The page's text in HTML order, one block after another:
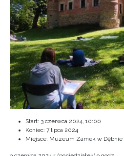
Start: 3 czerwca 2024, 10:00
Koniec: 7 lipca 2024
Miejsce: Muzeum Zamek w Dębnie